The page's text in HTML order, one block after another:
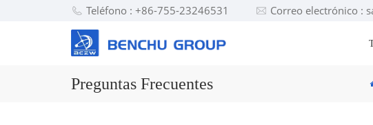
Teléfono : +86-755-23246531 Correo electrónico :
Preguntas Frecuentes